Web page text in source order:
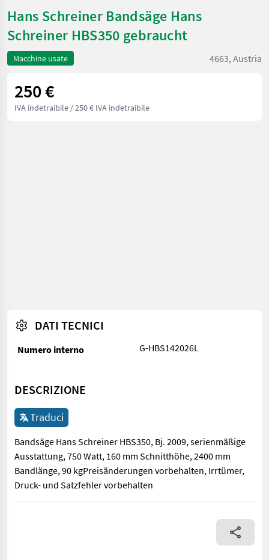
Hans Schreiner Bandsäge Hans
Schreiner HBS350 gebraucht
Macchine usate 4663, Austria
250 €
IVA indetraibile / 250 € IVA indetraibile
DATI TECNICI
Numero interno G-HBS142026L
DESCRIZIONE
Traduci
Bandsäge Hans Schreiner HBS350, Bj. 2009, serienmäßige
Ausstattung, 750 Watt, 160 mm Schnitthöhe, 2400 mm
Bandlänge, 90 kgPreisänderungen vorbehalten, Irrtümer,
Druck- und Satzfehler vorbehalten
Bandsäge Hans Schreiner HBS350, Bj. 2009, serienmäßige